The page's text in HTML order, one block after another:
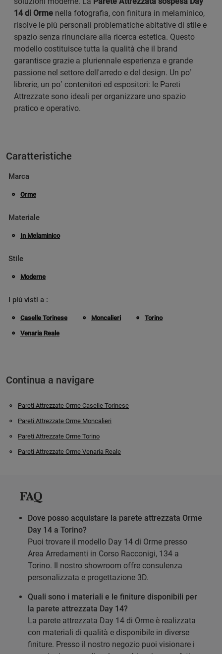
14 di Orme nella fotografia, con finitura in melaminico,
risolve le più personali problematiche abitative di stile e
spazio senza rinunciare alla ricerca estetica. Questo
modello costituisce tutta la qualità che il brand
garantisce grazie a pluriennale esperienza e grande
passione nel settore dell'arredo e del design. Un po’
librerie, un po’ contenitori ed espositori: le Pareti
Attrezzate sono ideali per organizzare uno spazio
pratico e operativo.
Caratteristiche
Marca
Orme
Materiale
In Melaminico
Stile
Moderne
I più visti a :
Caselle Torinese Moncalieri Torino
Venaria Reale
Continua a navigare
Pareti Attrezzate Orme Caselle Torinese
Pareti Attrezzate Orme Moncalieri
Pareti Attrezzate Orme Torino
Pareti Attrezzate Orme Venaria Reale
FAQ
Dove posso acquistare la parete attrezzata Orme
Day 14 a Torino?
Puoi trovare il modello Day 14 di Orme presso
Area Arredamenti in Corso Racconigi, 134 a
Torino. Il nostro showroom offre consulenza
personalizzata e progettazione 3D.
Quali sono i materiali e le finiture disponibili per
la parete attrezzata Day 14?
La parete attrezzata Day 14 di Orme è realizzata
con materiali di qualità e disponibile in diverse
finiture. Presso il nostro negozio puoi visionare i